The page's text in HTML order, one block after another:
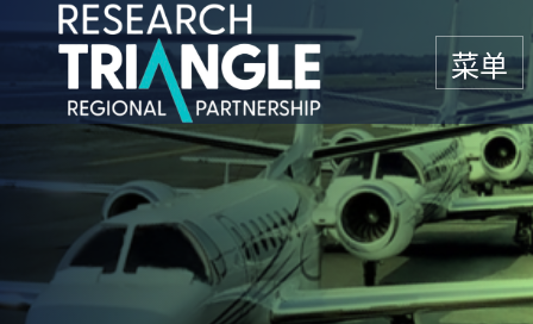
跳至内容
菜单